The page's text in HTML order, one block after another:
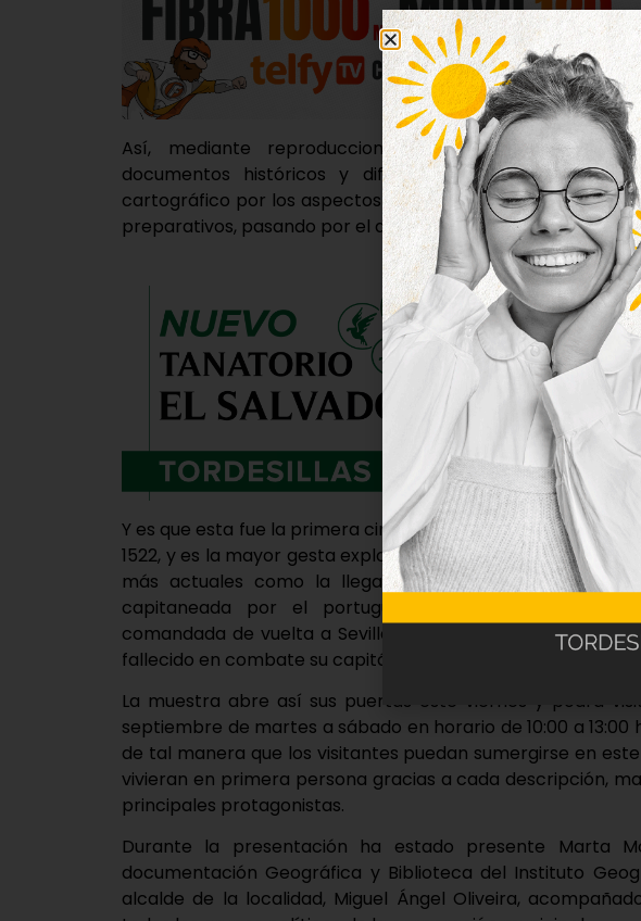
Así, mediante reproducciones de mapas, vistas de
documentos históricos y diferentes elementos, la
cartográfico por los aspectos más interesantes de este
preparativos, pasando por el desarrollo hasta llegar a las
Y es que esta fue la primera circunnavegación del mundo, que
1522, y es la mayor gesta exploradora de la historia, que
más actuales como la llegada a la Luna. Esta
capitaneada por el portugués emigrado a España
comandada de vuelta a Sevilla por Juan Sebastián Elcano,
fallecido en combate su capitán general en las islas Filipinas.
La muestra abre así sus puertas este viernes y podrá
septiembre de martes a sábado en horario de 10:00 a 13:00
de tal manera que los visitantes puedan sumergirse en
vivieran en primera persona gracias a cada descripción,
principales protagonistas.
Durante la presentación ha estado presente Marta
documentación Geográfica y Biblioteca del Instituto
alcalde de la localidad, Miguel Ángel Oliveira,